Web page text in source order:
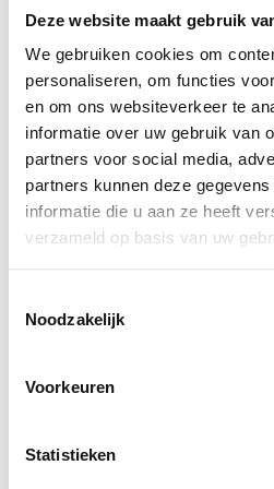
Deze website maakt gebruik
We gebruiken cookies om
personaliseren, om functies
en om ons websiteverkeer te
informatie over uw gebruik van
partners voor social media,
partners kunnen deze
informatie die u aan ze heeft
verzameld op basis van uw
Noodzakelijk
Voorkeuren
Statistieken
Het programma gaat
19.00 uur: opening
19:10 uur: start sessie 1
19:55 uur: wissel
20:00 uur: start sessie
20:45 uur: wissel
20:50 uur: start sessie
21:35 uur: afsluiting